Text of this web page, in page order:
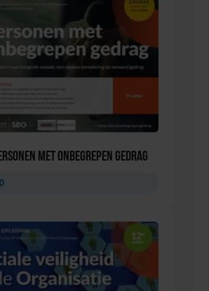
met onbegrepen gedrag